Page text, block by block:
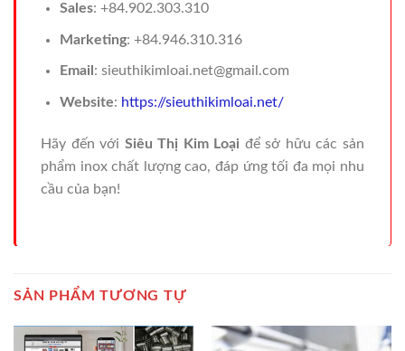
Sales: +84.902.303.310
Marketing: +84.946.310.316
Email : sieuthikimloai.net@gmail.com
Website: https://sieuthikimloai.net/
Hãy đến với Siêu Thị Kim Loại để sở hữu các sản
phẩm inox chất lượng cao, đáp ứng tối đa mọi nhu
cầu của bạn!
SẢN PHẨM TƯƠNG TỰ